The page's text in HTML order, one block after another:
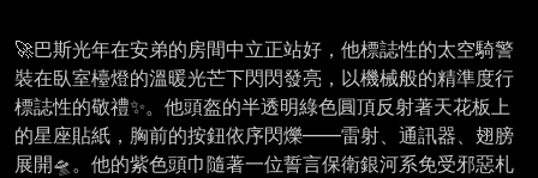
🚀巴斯光年在安弟的房間中立正站好，他標誌性的太空騎警
裝在臥室檯燈的溫暖光芒下閃閃發亮，以機械般的精準度行
標誌性的敬禮✨。他頭盔的半透明綠色圓頂反射著天花板上
的星座貼紙，胸前的按鈕依序閃爍——雷射、通訊器、翅膀
展開🛸。他的紫色頭巾隨著一位誓言保衛銀河系免受邪惡札